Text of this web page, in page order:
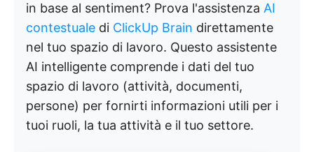
in base al sentiment? Prova l'assistenza AI
contestuale di ClickUp Brain direttamente
nel tuo spazio di lavoro. Questo assistente
AI intelligente comprende i dati del tuo
spazio di lavoro (attività, documenti,
persone) per fornirti informazioni utili per i
tuoi ruoli, la tua attività e il tuo settore.